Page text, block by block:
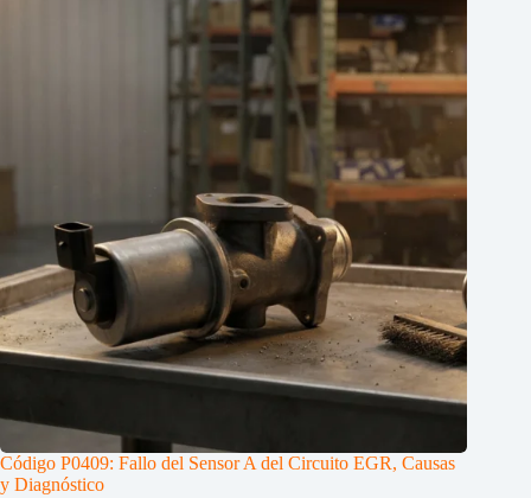
Código P0409: Fallo del Sensor A del Circuito EGR, Causas
y Diagnóstico